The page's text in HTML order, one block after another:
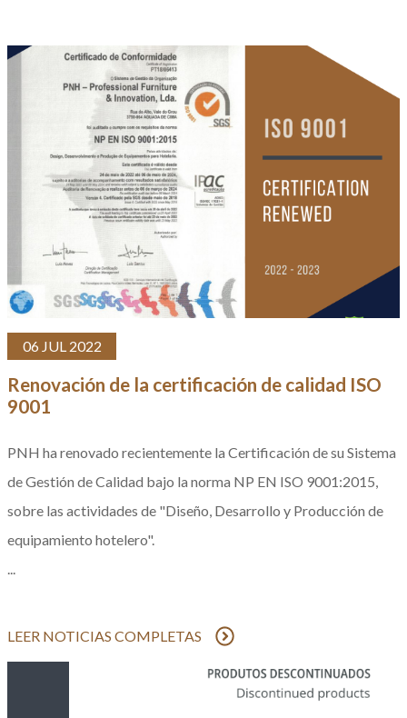
06 JUL 2022
Renovación de la certificación de calidad ISO
9001
PNH ha renovado recientemente la Certificación de su Sistema
de Gestión de Calidad bajo la norma NP EN ISO 9001:2015,
sobre las actividades de "Diseño, Desarrollo y Producción de
equipamiento hotelero".
...
LEER NOTICIAS COMPLETAS